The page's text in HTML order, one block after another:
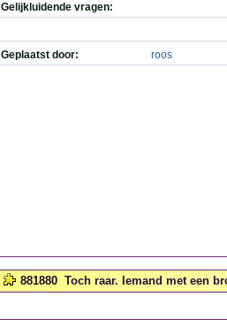
Gelijkluidende vragen:
Geplaatst door: roos
881880 Toch raar. Iemand met een